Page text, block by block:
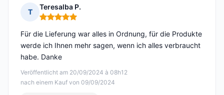
T
Teresalba P.
Hinweis: 5 von 5
Veröffentlicht am 20/09/2024 à 08h12
nach einem Kauf von 09/09/2024
Für die Lieferung war alles in Ordnung, für die Produkte
werde ich Ihnen mehr sagen, wenn ich alles verbraucht
habe. Danke